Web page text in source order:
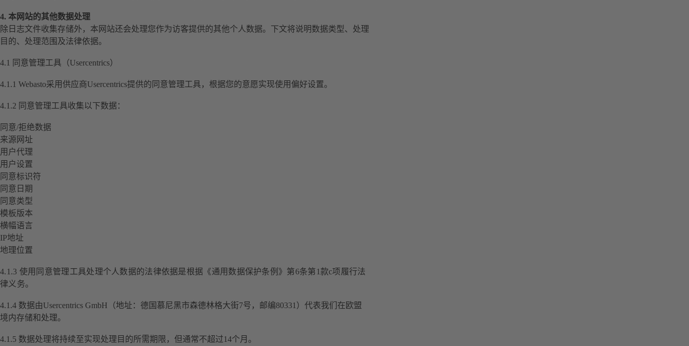
4. 本网站的其他数据处理
除日志文件收集存储外，本网站还会处理您作为访客提供的其他个人数据。下文将说明数据类型、处理
目的、处理范围及法律依据。
4.1 同意管理工具（Usercentrics）
4.1.1 Webasto采用供应商Usercentrics提供的同意管理工具，根据您的意愿实现使用偏好设置。
4.1.2 同意管理工具收集以下数据：
同意/拒绝数据
来源网址
用户代理
用户设置
同意标识符
同意日期
同意类型
模板版本
横幅语言
IP地址
地理位置
4.1.3 使用同意管理工具处理个人数据的法律依据是根据《通用数据保护条例》第6条第1款c项履行法
律义务。
4.1.4 数据由Usercentrics GmbH（地址：德国慕尼黑市森德林格大街7号，邮编80331）代表我们在欧盟
境内存储和处理。
4.1.5 数据处理将持续至实现处理目的所需期限，但通常不超过14个月。